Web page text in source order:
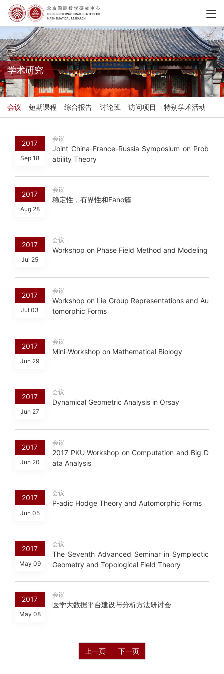
学术研究
会议 短期课程 综合报告 讨论班 访问项目 特别学术活动
2017
Sep 18
会议
Joint China-France-Russia Symposium on Prob
ability Theory
2017
Aug 28
会议
稳定性，有界性和Fano簇
2017
Jul 25
会议
Workshop on Phase Field Method and Modeling
2017
Jul 03
会议
Workshop on Lie Group Representations and Au
tomorphic Forms
2017
Jun 29
会议
Mini-Workshop on Mathematical Biology
2017
Jun 27
会议
Dynamical Geometric Analysis in Orsay
2017
Jun 20
会议
2017 PKU Workshop on Computation and Big D
ata Analysis
2017
Jun 05
会议
P-adic Hodge Theory and Automorphic Forms
2017
May 09
会议
The Seventh Advanced Seminar in Symplectic
Geometry and Topological Field Theory
2017
May 08
会议
医学大数据平台建设与分析方法研讨会
上一页 下一页